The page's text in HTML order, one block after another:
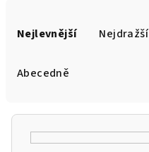
Nejlevnější Nejdražší
Abecedně